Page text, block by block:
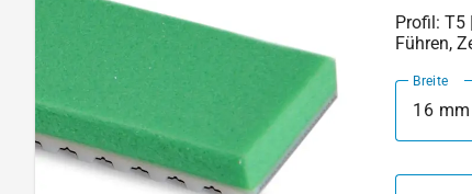
Profil: T5
Führen,
Breite
16 mm